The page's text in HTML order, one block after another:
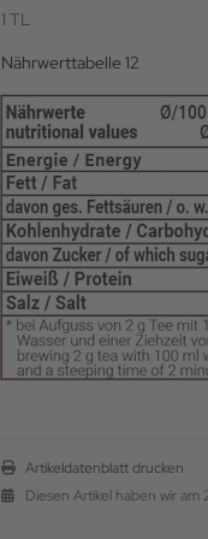
1 TL
Nährwerttabelle 12
Artikeldatenblatt drucken
Diesen Artikel haben wir